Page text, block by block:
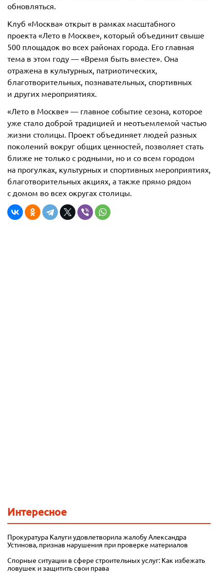
обновляться.
Клуб «Москва» открыт в рамках масштабного
проекта «Лето в Москве», который объединит свыше
500 площадок во всех районах города. Его главная
тема в этом году — «Время быть вместе». Она
отражена в культурных, патриотических,
благотворительных, познавательных, спортивных
и других мероприятиях.
«Лето в Москве» — главное событие сезона, которое
уже стало доброй традицией и неотъемлемой частью
жизни столицы. Проект объединяет людей разных
поколений вокруг общих ценностей, позволяет стать
ближе не только с родными, но и со всем городом
на прогулках, культурных и спортивных мероприятиях,
благотворительных акциях, а также прямо рядом
с домом во всех округах столицы.
Интересное
Прокуратура Калуги удовлетворила жалобу Александра
Устинова, признав нарушения при проверке материалов
Спорные ситуации в сфере строительных услуг: Как избежать
ловушек и защитить свои права